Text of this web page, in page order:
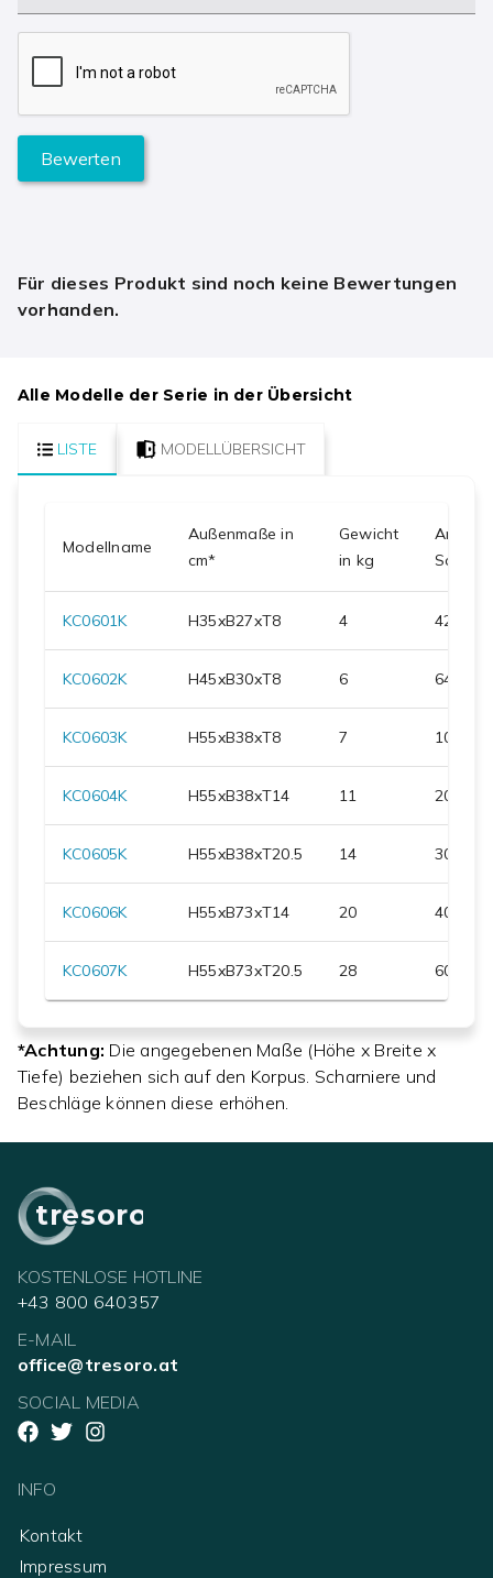
Bewerten
Für dieses Produkt sind noch keine Bewertungen
vorhanden.
Alle Modelle der Serie in der Übersicht
LISTE MODELLÜBERSICHT
Modellname
Außenmaße in
cm*
Gewicht
in kg
Anzahl
KC0601K H35xB27xT8 4 42
KC0602K H45xB30xT8 6 64
KC0603K H55xB38xT8 7 100
KC0604K H55xB38xT14 11 200
KC0605K H55xB38xT20.5 14 300
KC0606K H55xB73xT14 20 400
KC0607K H55xB73xT20.5 28 600
*Achtung: Die angegebenen Maße (Höhe x Breite x
Tiefe) beziehen sich auf den Korpus. Scharniere und
Beschläge können diese erhöhen.
tresoro
KOSTENLOSE HOTLINE
+43 800 640357
E-MAIL
office@tresoro.at
SOCIAL MEDIA
INFO
Kontakt
Impressum